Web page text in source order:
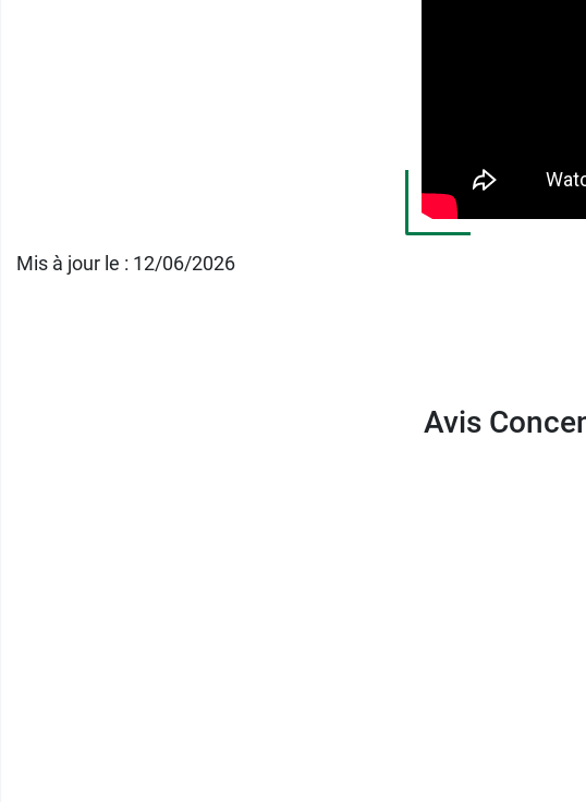
1 concentrateur Zen O
1 câble secteur pour prise type C (France)
Mis à jour le : 12/06/2026
Avis